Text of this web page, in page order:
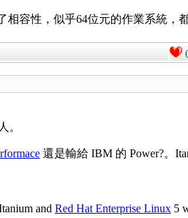
容性，似乎64位元的作業系統，
。
還是輸給 IBM 的 Power?。
and Red Hat Enterprise Linux 5